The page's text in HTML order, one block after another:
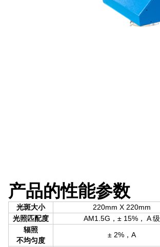
产品的性能参数
光斑大小 220mm X 220mm
光照匹配度
AM1.5G，± 15%， A 级
辐照
不均匀度
± 2%，A